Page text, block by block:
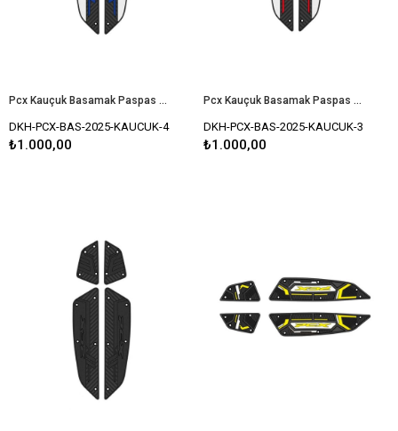
Pcx Kauçuk Basamak Paspas Set 2025 Uyumlu MAVİ
DKH-PCX-BAS-2025-KAUCUK-4
₺1.000,00
Pcx Kauçuk Basamak Paspas Set 2025 Uyumlu KIRMIZI
DKH-PCX-BAS-2025-KAUCUK-3
₺1.000,00